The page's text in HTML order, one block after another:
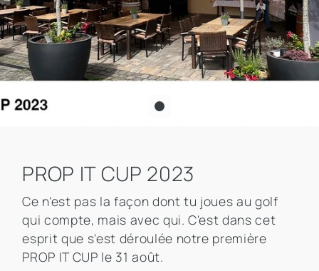
PROP IT CUP 2023
Ce n'est pas la façon dont tu joues au golf
qui compte, mais avec qui. C'est dans cet
esprit que s'est déroulée notre première
PROP IT CUP le 31 août.